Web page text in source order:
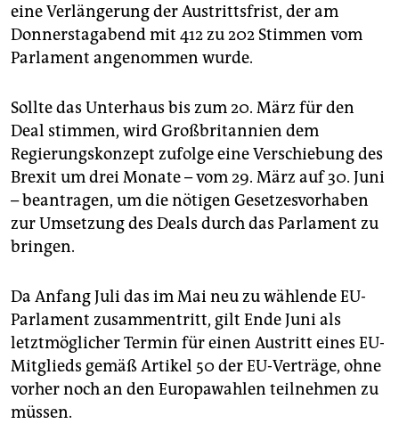
eine Verlängerung der Austrittsfrist, der am
Donnerstagabend mit 412 zu 202 Stimmen vom
Parlament angenommen wurde.
Sollte das Unterhaus bis zum 20. März für den
Deal stimmen, wird Großbritannien dem
Regierungskonzept zufolge eine Verschiebung des
Brexit um drei Monate – vom 29. März auf 30. Juni
– beantragen, um die nötigen Gesetzesvorhaben
zur Umsetzung des Deals durch das Parlament zu
bringen.
Da Anfang Juli das im Mai neu zu wählende EU-
Parlament zusammentritt, gilt Ende Juni als
letztmöglicher Termin für einen Austritt eines EU-
Mitglieds gemäß Artikel 50 der EU-Verträge, ohne
vorher noch an den Europawahlen teilnehmen zu
müssen.